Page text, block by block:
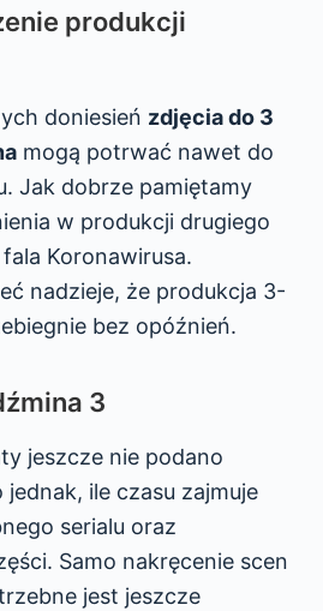
produkcji
doniesień zdjęcia do 3
mogą potrwać nawet do
Jak dobrze pamiętamy
w produkcji drugiego
fala Koronawirusa.
nadzieje, że produkcja 3-
bez opóźnień.
3
jeszcze nie podano
ile czasu zajmuje
serialu oraz
Samo nakręcenie scen
jest jeszcze